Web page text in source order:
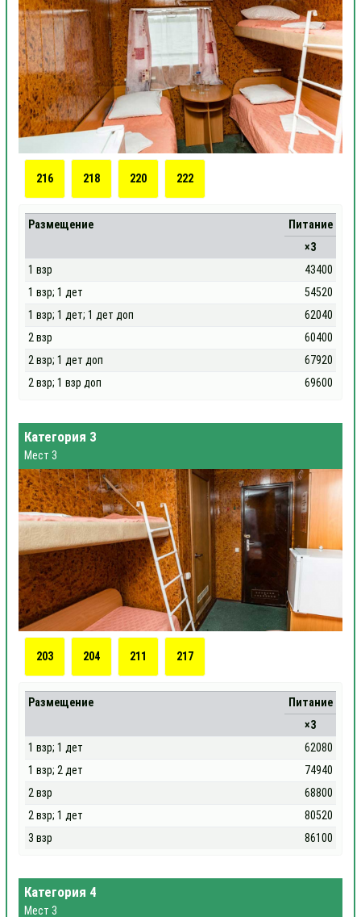
216 218 220 222
Размещение
Питание
×3
1 взр
43400
1 взр; 1 дет
54520
1 взр; 1 дет; 1 дет доп
62040
2 взр
60400
2 взр; 1 дет доп
67920
2 взр; 1 взр доп
69600
Категория 3
Мест 3
203 204 211 217
Размещение
Питание
×3
1 взр; 1 дет
62080
1 взр; 2 дет
74940
2 взр
68800
2 взр; 1 дет
80520
3 взр
86100
Категория 4
Мест 3